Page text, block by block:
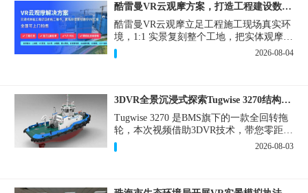
酷雷曼VR云观摩方案，打造工程建设数字化观摩新范式
酷雷曼VR云观摩立足工程施工现场真实环
境，1:1 实景复刻整个工地，把实体观摩会
完整搬到云端线上，兼顾线下实体观摩与
线上云观摩双重需求，为施工单位、建设
2026-08-04
3DVR全景沉浸式探索Tugwise 3270结构一览
Tugwise 3270 是BMS旗下的一款全回转拖
轮，本次视频借助3DVR技术，带您零距离
透视这艘拖轮的内外构造，沉浸式探索每
一处细节。
2026-08-03